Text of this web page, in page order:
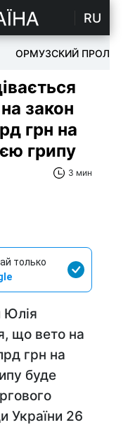
RU
ОРМУЗСКИЙ ПРОЛИВ
закон
грн на
грипу
3 мин
только
Юлія
що вето на
грн на
буде
України 26